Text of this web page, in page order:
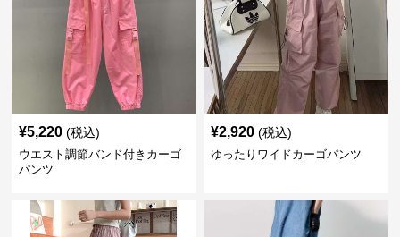
¥5,220 (税込)
ウエスト調節バンド付きカーゴ
パンツ
¥2,920 (税込)
ゆったりワイドカーゴパンツ